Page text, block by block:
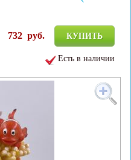
КУПИТЬ
732 руб.
Есть в наличии